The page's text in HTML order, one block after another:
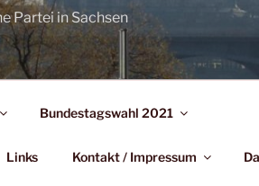
Partei in Sachsen
Bundestagswahl 2021
Links Kontakt / Impressum